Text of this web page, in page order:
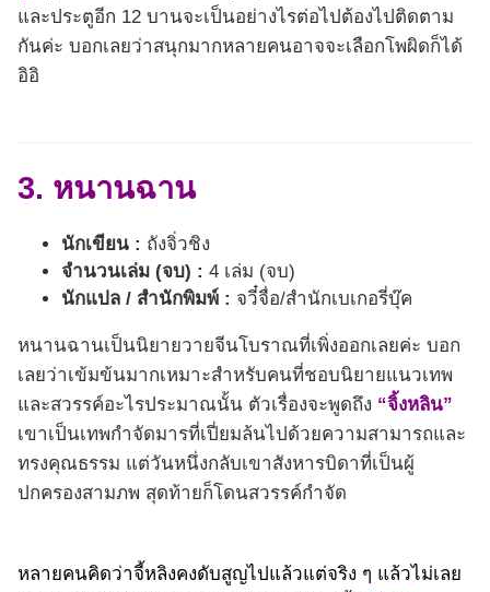
และประตูอีก 12 บานจะเป็นอย่างไรต่อไปต้องไปติดตาม
กันค่ะ บอกเลยว่าสนุกมากหลายคนอาจจะเลือกโพผิดก็ได้
อิอิ
3. หนานฉาน
นักเขียน : ถังจิ่วชิง
จำนวนเล่ม (จบ) : 4 เล่ม (จบ)
นักแปล / สำนักพิมพ์ : จวี๋จื่อ/สำนักเบเกอรี่บุ๊ค
หนานฉานเป็นนิยายวายจีนโบราณที่เพิ่งออกเลยค่ะ บอก
เลยว่าเข้มข้นมากเหมาะสำหรับคนที่ชอบนิยายแนวเทพ
และสวรรค์อะไรประมาณนั้น ตัวเรื่องจะพูดถึง “จิ้งหลิน”
เขาเป็นเทพกำจัดมารที่เปี่ยมล้นไปด้วยความสามารถและ
ทรงคุณธรรม แต่วันหนึ่งกลับเขาสังหารบิดาที่เป็นผู้
ปกครองสามภพ สุดท้ายก็โดนสวรรค์กำจัด
หลายคนคิดว่าจี้หลิงคงดับสูญไปแล้วแต่จริง ๆ แล้วไม่เลย